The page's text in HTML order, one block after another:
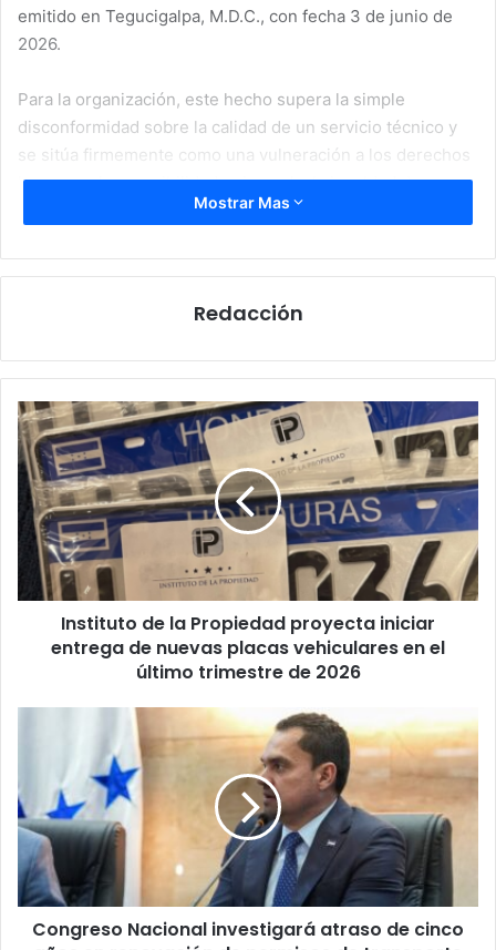
emitido en Tegucigalpa, M.D.C., con fecha 3 de junio de
2026.
Para la organización, este hecho supera la simple
disconformidad sobre la calidad de un servicio técnico y
se sitúa firmemente como una vulneración a los derechos
humanos, la accesibilidad universal y la igualdad de
oportunidades para las personas Sordas.
Impacto de la interpretación
Mostrar Mas
Redacción
Instituto
de
la
Propiedad
proyecta
iniciar
entrega
nuevas
vehiculares
Instituto de la Propiedad proyecta iniciar
entrega de nuevas placas vehiculares en el
último trimestre de 2026
atraso
de
cinco
años
en
renovación
deCongreso Nacional investigará atraso de cinco